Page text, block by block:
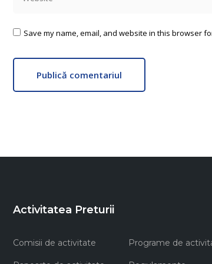
Save my name, email, and website in this browser
Publică comentariul
Activitatea Preturii
Comisii de activitate Programe de